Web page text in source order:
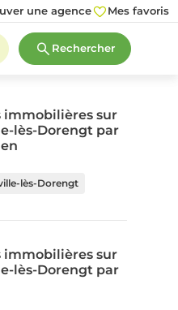
une agence Mes favoris
Rechercher
immobilières sur
lès-Dorengt par
lès-Dorengt
immobilières sur
lès-Dorengt par